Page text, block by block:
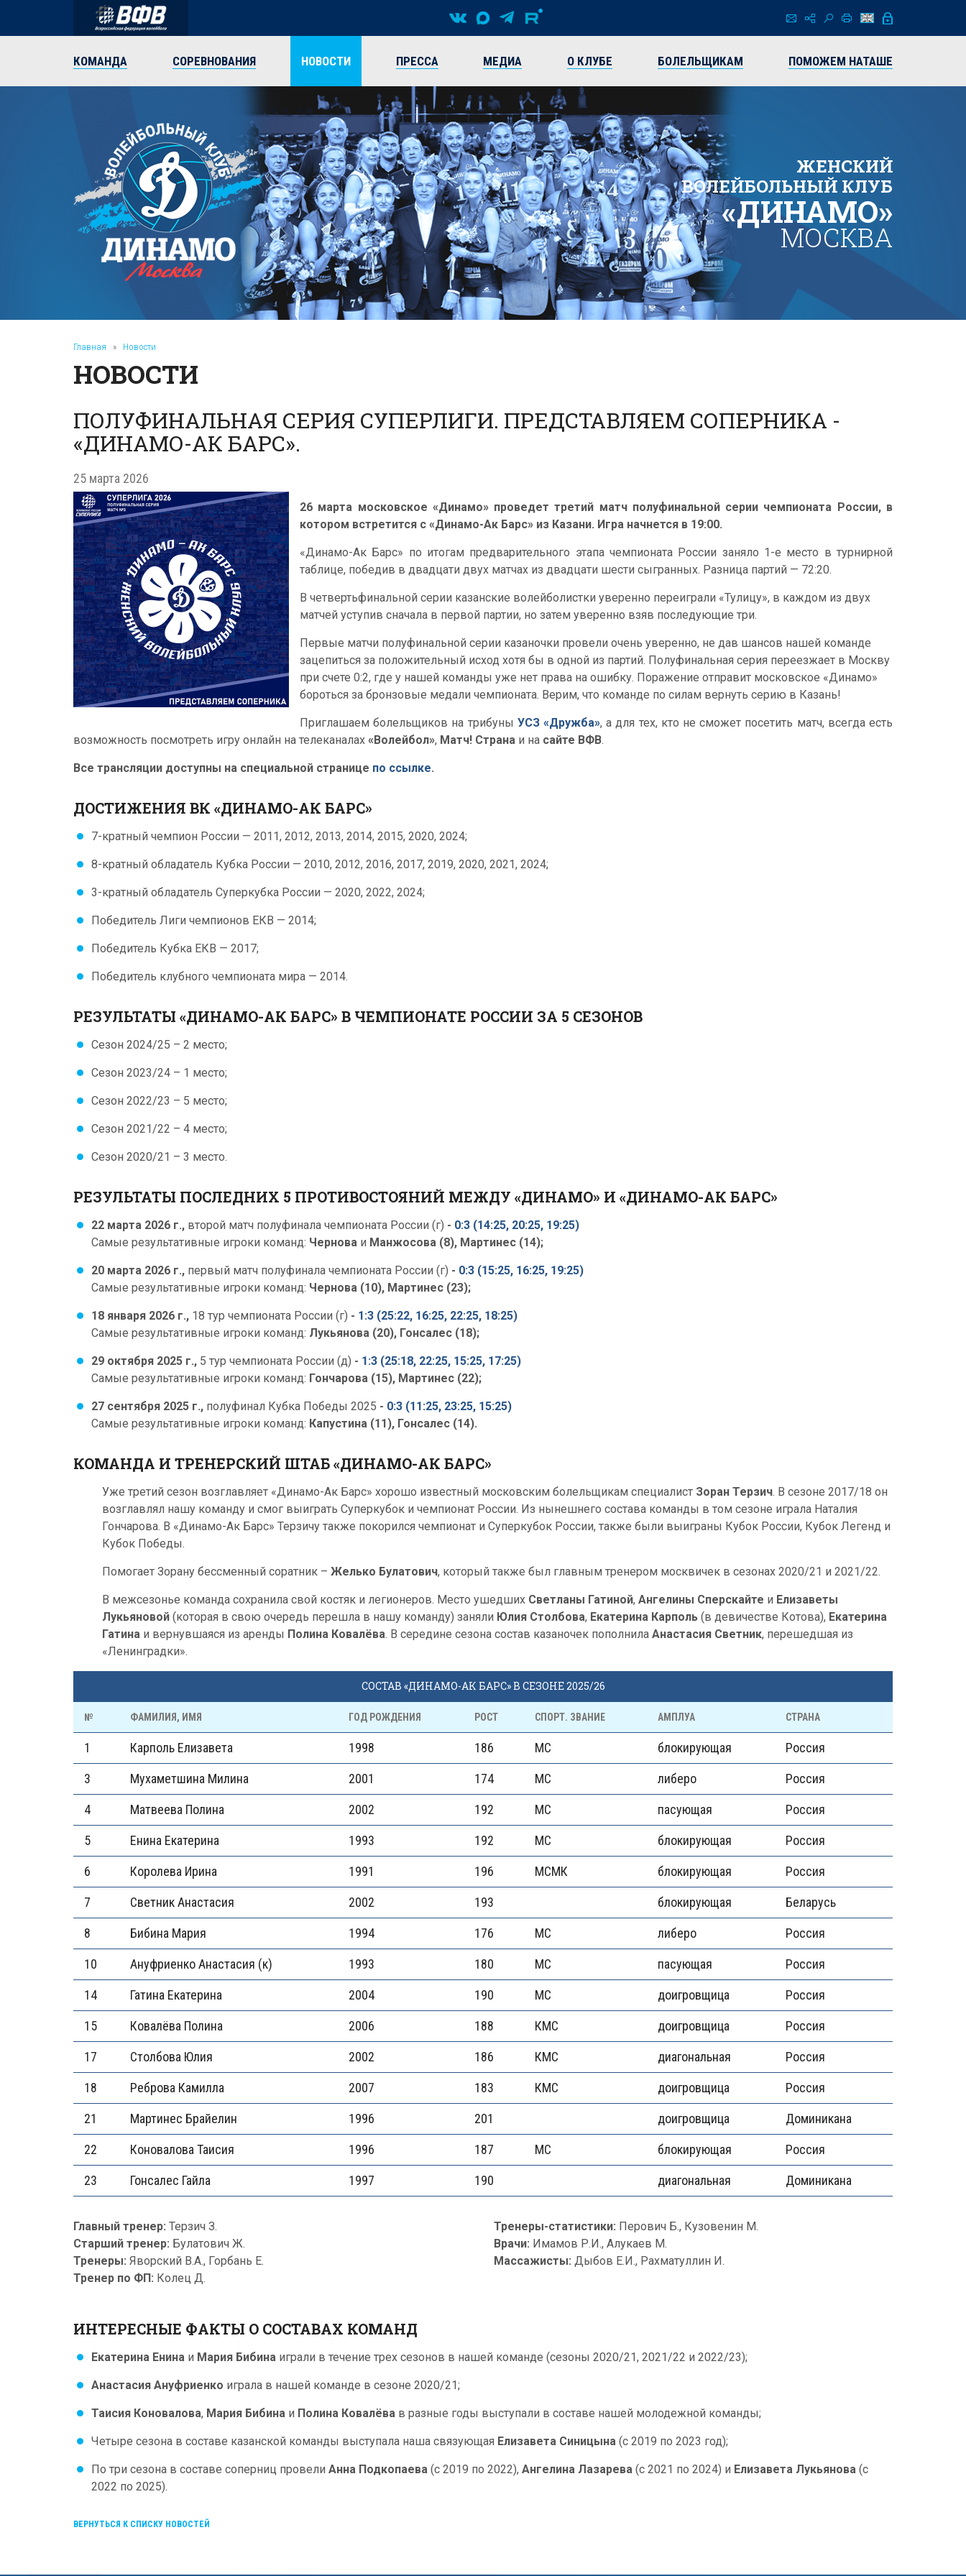
КОМАНДА СОРЕВНОВАНИЯ НОВОСТИ ПРЕССА МЕДИА О КЛУБЕ БОЛЕЛЬЩИКАМ ПОМОЖЕМ НАТАШЕ
ЖЕНСКИЙ
ВОЛЕЙБОЛЬНЫЙ КЛУБ
«ДИНАМО»
МОСКВА
Главная » Новости
НОВОСТИ
ПОЛУФИНАЛЬНАЯ СЕРИЯ СУПЕРЛИГИ. ПРЕДСТАВЛЯЕМ СОПЕРНИКА -
«ДИНАМО-АК БАРС».
25 марта 2026
26 марта московское «Динамо» проведет третий матч полуфинальной серии чемпионата России, в
котором встретится с «Динамо-Ак Барс» из Казани. Игра начнется в 19:00.
«Динамо-Ак Барс» по итогам предварительного этапа чемпионата России заняло 1-е место в турнирной
таблице, победив в двадцати двух матчах из двадцати шести сыгранных. Разница партий — 72:20.
В четвертьфинальной серии казанские волейболистки уверенно переиграли «Тулицу», в каждом из двух
матчей уступив сначала в первой партии, но затем уверенно взяв последующие три.
Первые матчи полуфинальной серии казаночки провели очень уверенно, не дав шансов нашей команде
зацепиться за положительный исход хотя бы в одной из партий. Полуфинальная серия переезжает в Москву
при счете 0:2, где у нашей команды уже нет права на ошибку. Поражение отправит московское «Динамо»
бороться за бронзовые медали чемпионата. Верим, что команде по силам вернуть серию в Казань!
Приглашаем болельщиков на трибуны УСЗ «Дружба», а для тех, кто не сможет посетить матч, всегда есть
возможность посмотреть игру онлайн на телеканалах «Волейбол», Матч! Страна и на сайте ВФВ.
Все трансляции доступны на специальной странице по ссылке.
ДОСТИЖЕНИЯ ВК «ДИНАМО-АК БАРС»
7-кратный чемпион России — 2011, 2012, 2013, 2014, 2015, 2020, 2024;
8-кратный обладатель Кубка России — 2010, 2012, 2016, 2017, 2019, 2020, 2021, 2024;
3-кратный обладатель Суперкубка России — 2020, 2022, 2024;
Победитель Лиги чемпионов ЕКВ — 2014;
Победитель Кубка ЕКВ — 2017;
Победитель клубного чемпионата мира — 2014.
РЕЗУЛЬТАТЫ «ДИНАМО-АК БАРС» В ЧЕМПИОНАТЕ РОССИИ ЗА 5 СЕЗОНОВ
Сезон 2024/25 – 2 место;
Сезон 2023/24 – 1 место;
Сезон 2022/23 – 5 место;
Сезон 2021/22 – 4 место;
Сезон 2020/21 – 3 место.
РЕЗУЛЬТАТЫ ПОСЛЕДНИХ 5 ПРОТИВОСТОЯНИЙ МЕЖДУ «ДИНАМО» И «ДИНАМО-АК БАРС»
22 марта 2026 г., второй матч полуфинала чемпионата России (г) - 0:3 (14:25, 20:25, 19:25)
Самые результативные игроки команд: Чернова и Манжосова (8), Мартинес (14);
20 марта 2026 г., первый матч полуфинала чемпионата России (г) - 0:3 (15:25, 16:25, 19:25)
Самые результативные игроки команд: Чернова (10), Мартинес (23);
18 января 2026 г., 18 тур чемпионата России (г) - 1:3 (25:22, 16:25, 22:25, 18:25)
Самые результативные игроки команд: Лукьянова (20), Гонсалес (18);
29 октября 2025 г., 5 тур чемпионата России (д) - 1:3 (25:18, 22:25, 15:25, 17:25)
Самые результативные игроки команд: Гончарова (15), Мартинес (22);
27 сентября 2025 г., полуфинал Кубка Победы 2025 - 0:3 (11:25, 23:25, 15:25)
Самые результативные игроки команд: Капустина (11), Гонсалес (14).
КОМАНДА И ТРЕНЕРСКИЙ ШТАБ «ДИНАМО-АК БАРС»
Уже третий сезон возглавляет «Динамо-Ак Барс» хорошо известный московским болельщикам специалист Зоран Терзич. В сезоне 2017/18 он
возглавлял нашу команду и смог выиграть Суперкубок и чемпионат России. Из нынешнего состава команды в том сезоне играла Наталия
Гончарова. В «Динамо-Ак Барс» Терзичу также покорился чемпионат и Суперкубок России, также были выиграны Кубок России, Кубок Легенд и
Кубок Победы.
Помогает Зорану бессменный соратник – Желько Булатович, который также был главным тренером москвичек в сезонах 2020/21 и 2021/22.
В межсезонье команда сохранила свой костяк и легионеров. Место ушедших Светланы Гатиной, Ангелины Сперскайте и Елизаветы
Лукьяновой (которая в свою очередь перешла в нашу команду) заняли Юлия Столбова, Екатерина Карполь (в девичестве Котова), Екатерина
Гатина и вернувшаяся из аренды Полина Ковалёва. В середине сезона состав казаночек пополнила Анастасия Светник, перешедшая из
«Ленинградки».
СОСТАВ «ДИНАМО-АК БАРС» В СЕЗОНЕ 2025/26
№ ФАМИЛИЯ, ИМЯ ГОД РОЖДЕНИЯ РОСТ СПОРТ. ЗВАНИЕ АМПЛУА СТРАНА
1 Карполь Елизавета 1998 186 МС блокирующая Россия
3 Мухаметшина Милина 2001 174 МС либеро Россия
4 Матвеева Полина 2002 192 МС пасующая Россия
5 Енина Екатерина 1993 192 МС блокирующая Россия
6 Королева Ирина 1991 196 МСМК блокирующая Россия
7 Светник Анастасия 2002 193 блокирующая Беларусь
8 Бибина Мария 1994 176 МС либеро Россия
10 Ануфриенко Анастасия (к) 1993 180 МС пасующая Россия
14 Гатина Екатерина 2004 190 МС доигровщица Россия
15 Ковалёва Полина 2006 188 КМС доигровщица Россия
17 Столбова Юлия 2002 186 КМС диагональная Россия
18 Реброва Камилла 2007 183 КМС доигровщица Россия
21 Мартинес Брайелин 1996 201 доигровщица Доминикана
22 Коновалова Таисия 1996 187 МС блокирующая Россия
23 Гонсалес Гайла 1997 190 диагональная Доминикана
Главный тренер: Терзич З.
Старший тренер: Булатович Ж.
Тренеры: Яворский В.А., Горбань Е.
Тренер по ФП: Колец Д.
Тренеры-статистики: Перович Б., Кузовенин М.
Врачи: Имамов Р.И., Алукаев М.
Массажисты: Дыбов Е.И., Рахматуллин И.
ИНТЕРЕСНЫЕ ФАКТЫ О СОСТАВАХ КОМАНД
Екатерина Енина и Мария Бибина играли в течение трех сезонов в нашей команде (сезоны 2020/21, 2021/22 и 2022/23);
Анастасия Ануфриенко играла в нашей команде в сезоне 2020/21;
Таисия Коновалова, Мария Бибина и Полина Ковалёва в разные годы выступали в составе нашей молодежной команды;
Четыре сезона в составе казанской команды выступала наша связующая Елизавета Синицына (с 2019 по 2023 год);
По три сезона в составе соперниц провели Анна Подкопаева (с 2019 по 2022), Ангелина Лазарева (с 2021 по 2024) и Елизавета Лукьянова (с
2022 по 2025).
ВЕРНУТЬСЯ К СПИСКУ НОВОСТЕЙ